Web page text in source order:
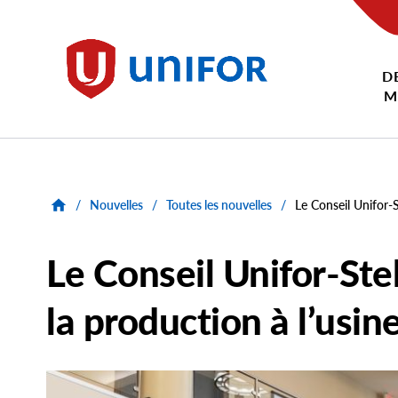
Unifor
/ Nouvelles / Toutes les nouvelles / Le Conseil
Le Conseil Unifor-
la production à